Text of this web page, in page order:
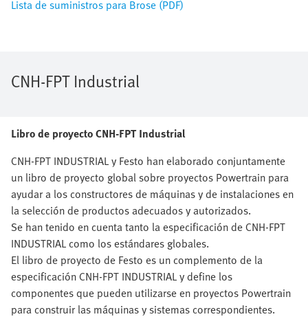
Lista de suministros para Brose (PDF)
CNH-FPT Industrial
Libro de proyecto CNH-FPT Industrial
CNH-FPT INDUSTRIAL y Festo han elaborado conjuntamente
un libro de proyecto global sobre proyectos Powertrain para
ayudar a los constructores de máquinas y de instalaciones en
la selección de productos adecuados y autorizados.
Se han tenido en cuenta tanto la especificación de CNH-FPT
INDUSTRIAL como los estándares globales.
El libro de proyecto de Festo es un complemento de la
especificación CNH-FPT INDUSTRIAL y define los
componentes que pueden utilizarse en proyectos Powertrain
para construir las máquinas y sistemas correspondientes.